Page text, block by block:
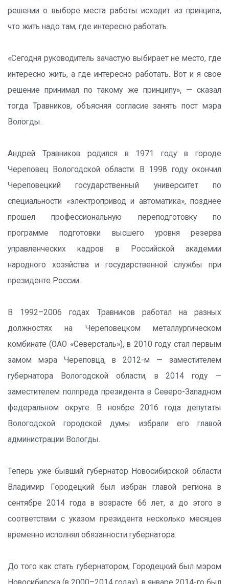
решении о выборе места работы исходит из принципа,
что жить надо там, где интересно работать.
«Сегодня руководитель зачастую выбирает не место, где
интересно жить, а где интересно работать. Вот и я свое
решение принимал по такому же принципу», — сказал
тогда Травников, объясняя согласие занять пост мэра
Вологды.
Андрей Травников родился в 1971 году в городе
Череповец Вологодской области. В 1998 году окончил
Череповецкий государственный университет по
специальности «электропривод и автоматика», позднее
прошел профессиональную переподготовку по
программе подготовки высшего уровня резерва
управленческих кадров в Российской академии
народного хозяйства и государственной службы при
президенте России.
В 1992–2006 годах Травников работал на разных
должностях на Череповецком металлургическом
комбинате (ОАО «Северсталь»), в 2010 году стал первым
замом мэра Череповца, в 2012-м — заместителем
губернатора Вологодской области, в 2014 году —
заместителем полпреда президента в Северо-Западном
федеральном округе. В ноябре 2016 года депутаты
Вологодской городской думы избрали его главой
администрации Вологды.
Теперь уже бывший губернатор Новосибирской области
Владимир Городецкий был избран главой региона в
сентябре 2014 года в возрасте 66 лет, а до этого в
соответствии с указом президента несколько месяцев
временно исполнял обязанности губернатора.
До того как стать губернатором, Городецкий был мэром